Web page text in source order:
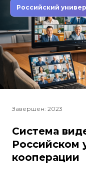
Российский
Завершен: 2023
Система
Российском
кооперации